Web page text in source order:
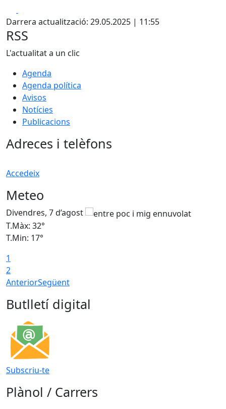
Darrera actualització: 29.05.2025 | 11:55
RSS
L'actualitat a un clic
Agenda
Agenda política
Avisos
Notícies
Publicacions
Adreces i telèfons
Accedeix
Meteo
Divendres, 7 d’agost
T.Màx: 32°
T.Min: 17°
1
2
AnteriorSegüent
Butlletí digital
Subscriu-te
Plànol / Carrers